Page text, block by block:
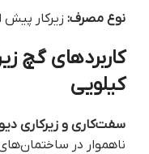
نوع مصرف: زیرکار پیش
کیلویی
سفت‌کاری و زیرکاری
ناهموار در